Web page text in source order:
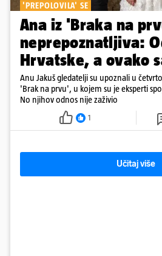
'PREPOLOVILA' SE
Ana iz 'Braka na
neprepoznatljiva:
Hrvatske, a ovako
Anu Jakuš gledatelji su upoznali u
'Brak na prvu', u kojem su je eksperti
No njihov odnos nije zaživio
1
Učitaj više